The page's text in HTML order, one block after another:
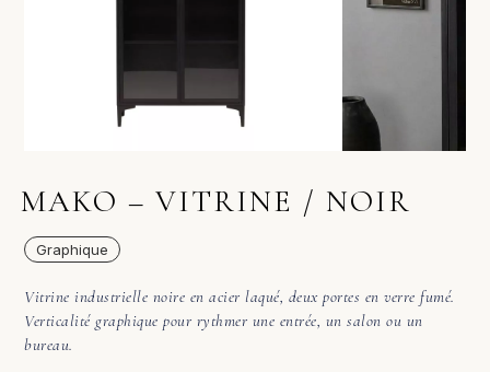
MAKO – VITRINE / NOIR
Graphique
Vitrine industrielle noire en acier laqué, deux portes en verre fumé.
Verticalité graphique pour rythmer une entrée, un salon ou un
bureau.